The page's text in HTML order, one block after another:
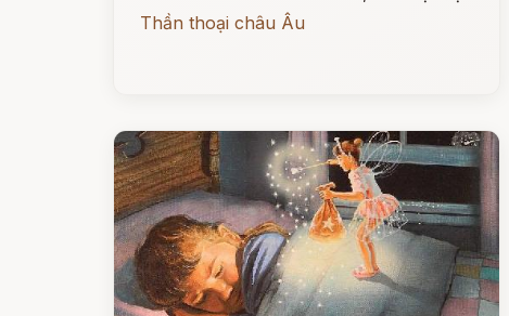
Thần thoại châu Âu